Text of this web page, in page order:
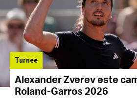
Turnee
Alexander Zverev este
Roland-Garros 2026